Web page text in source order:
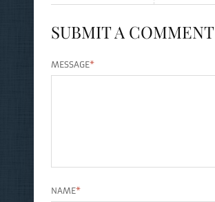
SUBMIT A COMMENT
MESSAGE*
NAME*